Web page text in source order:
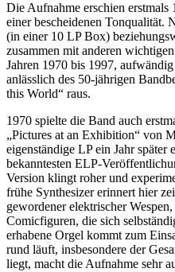
Die Aufnahme erschien erstmals
einer bescheidenen Tonqualität.
(in einer 10 LP Box)
zusammen mit anderen
Jahren 1970 bis 1997,
anlässlich des 50-jährigen
this World“ raus.
1970 spielte die Band auch
„Pictures at an Exhibition“ von
eigenständige LP ein Jahr später
bekanntesten ELP-
Version klingt roher und
frühe Synthesizer erinnert hier
gewordener elektrischer
Comicfiguren, die sich
erhabene Orgel kommt zum
rund läuft, insbesondere der
liegt, macht die Aufnahme sehr